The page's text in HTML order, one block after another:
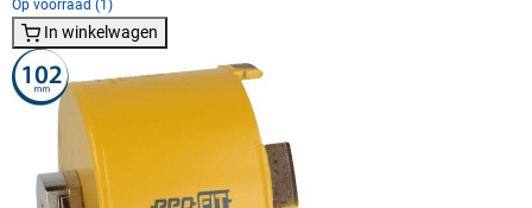
Op voorraad (1)
In winkelwagen